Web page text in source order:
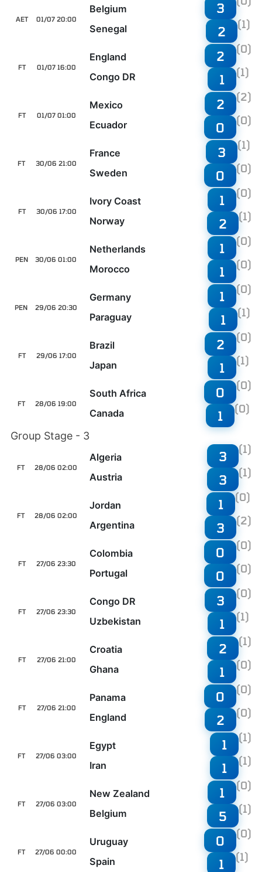
01/07 20:00
AET
Belgium
Senegal
3
2 (1)
01/07 16:00
FT
England
Congo DR
2 (0)
1 (1)
01/07 01:00
FT
Mexico
Ecuador
2 (2)
0 (0)
30/06 21:00
FT
France
Sweden
3 (1)
0 (0)
30/06 17:00
FT
Ivory Coast
Norway
1 (0)
2 (1)
30/06 01:00
PEN
Netherlands
Morocco
1 (0)
1 (0)
29/06 20:30
PEN
Germany
Paraguay
1 (0)
1 (1)
29/06 17:00
FT
Brazil
Japan
2 (0)
1 (1)
28/06 19:00
FT
South Africa
Canada
0 (0)
1 (0)
Group Stage - 3
28/06 02:00
FT
Algeria
Austria
3 (1)
3 (1)
28/06 02:00
FT
Jordan
Argentina
1 (0)
3 (2)
27/06 23:30
FT
Colombia
Portugal
0 (0)
0 (0)
27/06 23:30
FT
Congo DR
Uzbekistan
3 (0)
1 (1)
27/06 21:00
FT
Croatia
Ghana
2 (1)
1 (0)
27/06 21:00
FT
Panama
England
0 (0)
2 (0)
27/06 03:00
FT
Egypt
Iran
1 (1)
1 (1)
27/06 03:00
FT
New Zealand
Belgium
1 (0)
5 (1)
27/06 00:00
FT
Uruguay
Spain
0 (0)
1 (1)